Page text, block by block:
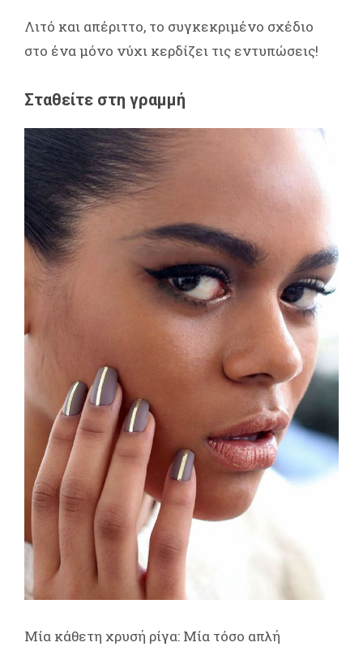
Λιτό και απέριττο, το συγκεκριμένο σχέδιο
στο ένα μόνο νύχι κερδίζει τις εντυπώσεις!
Σταθείτε στη γραμμή
Μία κάθετη χρυσή ρίγα: Μία τόσο απλή